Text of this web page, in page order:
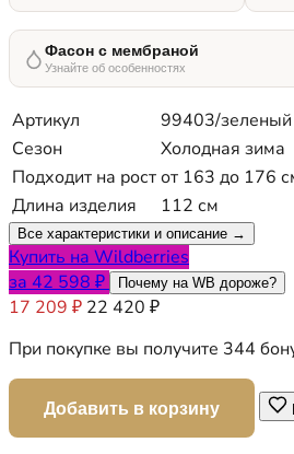
Фасон с мембраной
Узнайте об особенностях
Артикул
99403/зеленый
Сезон
Холодная зима
Подходит на ростот 163 до 176
Длина изделия
112 см
Все характеристики и описание →
Купить на Wildberries
за 42 598 ₽
Почему на WB дороже?
17 209 ₽ 22 420 ₽
При покупке вы получите 344
Добавить в корзину